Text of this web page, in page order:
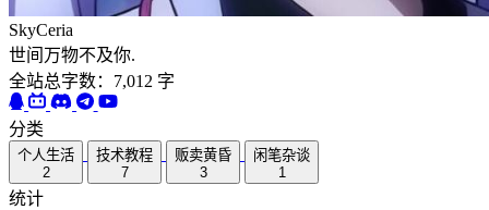
SkyCeria
世间万物不及你.
全站总字数：7,012 字
分类
个人生活
2
技术教程
7
贩卖黄昏
3
闲笔杂谈
1
统计